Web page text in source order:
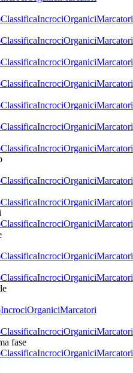
ClassificaIncrociOrganiciMarcatori
ClassificaIncrociOrganiciMarcatori
ClassificaIncrociOrganiciMarcatori
ClassificaIncrociOrganiciMarcatori
ClassificaIncrociOrganiciMarcatori
ClassificaIncrociOrganiciMarcatori
ClassificaIncrociOrganiciMarcatori
ClassificaIncrociOrganiciMarcatori
ClassificaIncrociOrganiciMarcatori
ClassificaIncrociOrganiciMarcatori
ClassificaIncrociOrganiciMarcatori
ClassificaIncrociOrganiciMarcatori
IncrociOrganiciMarcatori
ClassificaIncrociOrganiciMarcatori
fase
ClassificaIncrociOrganiciMarcatori